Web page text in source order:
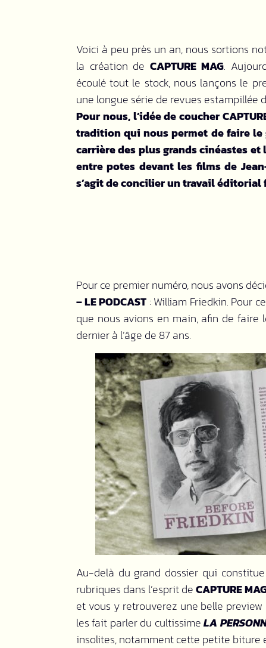
Voici à peu près un an, nous sortions
la création de CAPTURE MAG.
écoulé tout le stock, nous lançons le
une longue série de revues estampillée
Pour nous, l’idée de coucher
tradition qui nous permet de faire le
carrière des plus grands cinéastes
entre potes devant les films de
s’agit de concilier un travail éditorial
Pour ce premier numéro, nous avons
– LE PODCAST : William Friedkin. Pour
que nous avions en main, afin de faire
dernier à l’âge de 87 ans.
Au-delà du grand dossier qui
rubriques dans l’esprit deCAPTURE
et vous y retrouverez une belle
les fait parler du cultissimeLA
insolites, notamment cette petite biture